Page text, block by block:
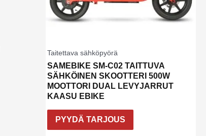
Taitettava sähköpyörä
SAMEBIKE SM-C02 TAITTUVA
SÄHKÖINEN SKOOTTERI 500W
MOOTTORI DUAL LEVYJARRUT
KAASU EBIKE
PYYDÄ TARJOUS